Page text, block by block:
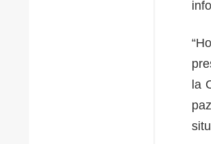
la